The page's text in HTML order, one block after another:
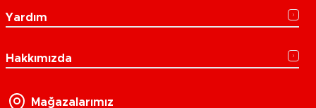
Yardım
Hakkımızda
Mağazalarımız